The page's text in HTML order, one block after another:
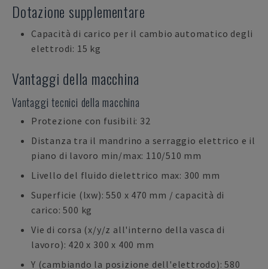
Dotazione supplementare
Capacità di carico per il cambio automatico degli
elettrodi: 15 kg
Vantaggi della macchina
Vantaggi tecnici della macchina
Protezione con fusibili: 32
Distanza tra il mandrino a serraggio elettrico e il
piano di lavoro min/max: 110/510 mm
Livello del fluido dielettrico max: 300 mm
Superficie (lxw): 550 x 470 mm / capacità di
carico: 500 kg
Vie di corsa (x/y/z all'interno della vasca di
lavoro): 420 x 300 x 400 mm
Y (cambiando la posizione dell'elettrodo): 580